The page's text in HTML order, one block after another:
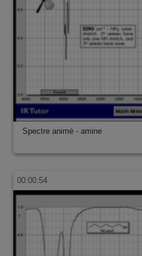
Spectre animé - amine
00:00:54